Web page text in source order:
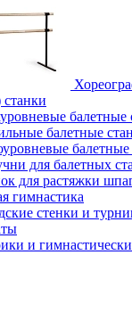
станки
балетные
балетные
балетные
для балетных
для растяжки
гимнастика
стенки и
и